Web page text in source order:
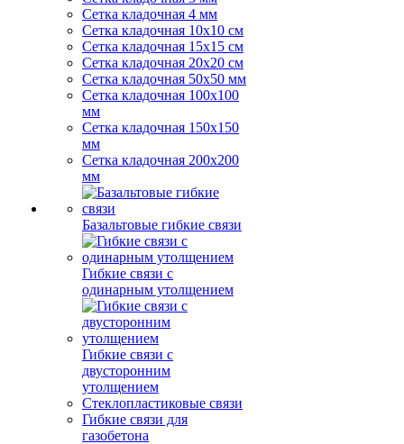
Сетка кладочная 4 мм
Сетка кладочная 10x10 см
Сетка кладочная 15x15 см
Сетка кладочная 20x20 см
Сетка кладочная 50x50 мм
Сетка кладочная 100x100
мм
Сетка кладочная 150x150
мм
Сетка кладочная 200x200
мм
Базальтовые гибкие связи
Гибкие связи с
одинарным утолщением
Гибкие связи с
двусторонним
утолщением
Стеклопластиковые связи
Гибкие связи для
газобетона